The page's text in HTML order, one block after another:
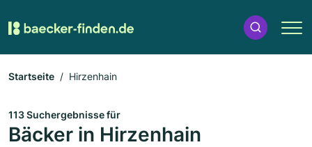
Startseite Hirzenhain
113 Suchergebnisse für
Bäcker in Hirzenhain